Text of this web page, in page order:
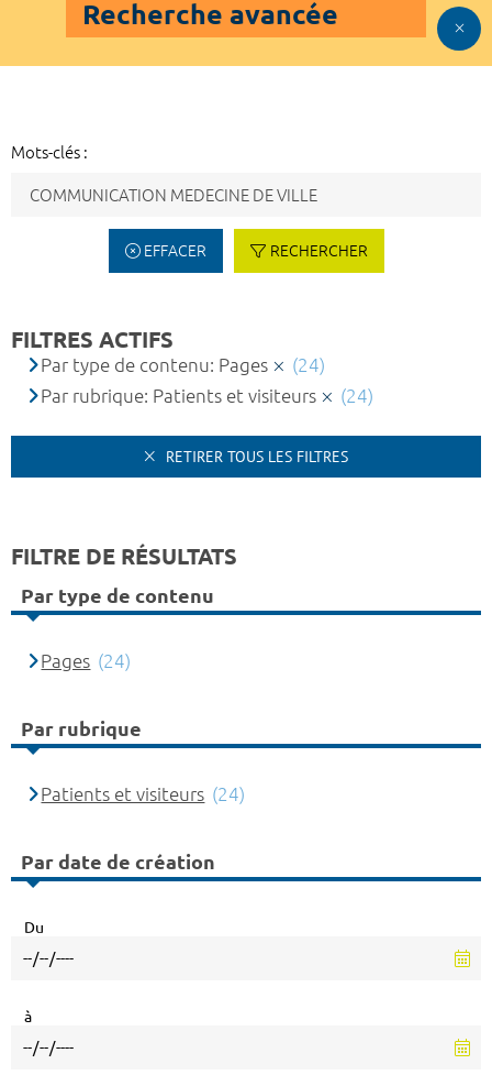
Recherche avancée
Mots-clés :
EFFACER RECHERCHER
FILTRES ACTIFS
Par type de contenu: Pages
(24)
Par rubrique: Patients et visiteurs
(24)
RETIRER TOUS LES FILTRES
FILTRE DE RÉSULTATS
Par type de contenu
Pages (24)
Par rubrique
Patients et visiteurs (24)
Par date de création
Du
à